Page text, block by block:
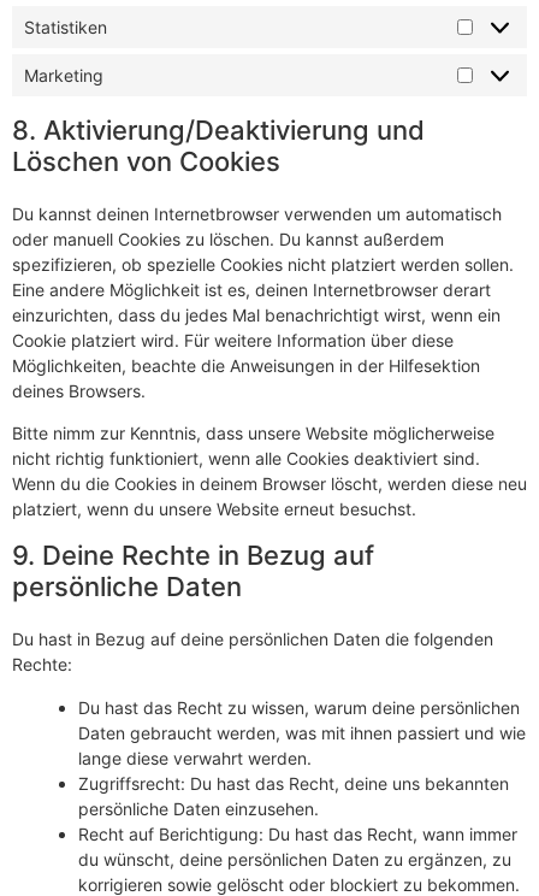
Statistiken
Marketing
8. Aktivierung/Deaktivierung und
Löschen von Cookies
Du kannst deinen Internetbrowser verwenden um automatisch
oder manuell Cookies zu löschen. Du kannst außerdem
spezifizieren, ob spezielle Cookies nicht platziert werden sollen.
Eine andere Möglichkeit ist es, deinen Internetbrowser derart
einzurichten, dass du jedes Mal benachrichtigt wirst, wenn ein
Cookie platziert wird. Für weitere Information über diese
Möglichkeiten, beachte die Anweisungen in der Hilfesektion
deines Browsers.
Bitte nimm zur Kenntnis, dass unsere Website möglicherweise
nicht richtig funktioniert, wenn alle Cookies deaktiviert sind.
Wenn du die Cookies in deinem Browser löscht, werden diese neu
platziert, wenn du unsere Website erneut besuchst.
9. Deine Rechte in Bezug auf
persönliche Daten
Du hast in Bezug auf deine persönlichen Daten die folgenden
Rechte:
Du hast das Recht zu wissen, warum deine persönlichen
Daten gebraucht werden, was mit ihnen passiert und wie
lange diese verwahrt werden.
Zugriffsrecht: Du hast das Recht, deine uns bekannten
persönliche Daten einzusehen.
Recht auf Berichtigung: Du hast das Recht, wann immer
du wünscht, deine persönlichen Daten zu ergänzen, zu
korrigieren sowie gelöscht oder blockiert zu bekommen.